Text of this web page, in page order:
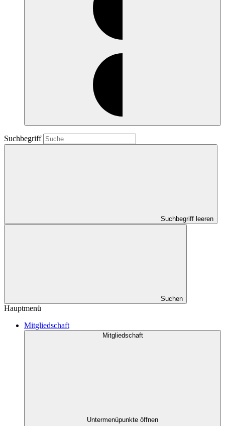
Suchbegriff
Suchbegriff leeren
Suchen
Hauptmenü
Mitgliedschaft
Mitgliedschaft
Untermenüpunkte öffnen